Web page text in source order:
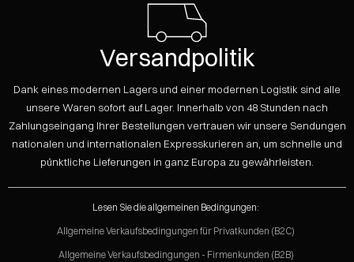
Versandpolitik
Dank eines modernen Lagers und einer modernen Logistik sind alle
unsere Waren sofort auf Lager. Innerhalb von 48 Stunden nach
Zahlungseingang Ihrer Bestellungen vertrauen wir unsere Sendungen
nationalen und internationalen Expresskurieren an, um schnelle und
pünktliche Lieferungen in ganz Europa zu gewährleisten.
Lesen Sie die allgemeinen Bedingungen:
Allgemeine Verkaufsbedingungen für Privatkunden (B2C)
Allgemeine Verkaufsbedingungen - Firmenkunden (B2B)